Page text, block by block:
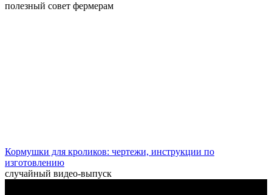
полезный совет фермерам
Кормушки для кроликов: чертежи, инструкции по
изготовлению
случайный видео-выпуск